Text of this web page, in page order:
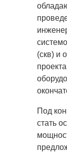
(скв) и
Под
стать